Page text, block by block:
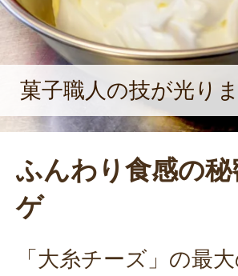
菓子職人の技が光り
ふんわり食感の
ゲ
「大糸チーズ」の最大